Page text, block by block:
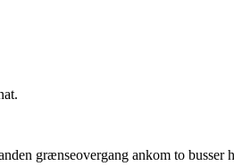
grænseovergang ankom to